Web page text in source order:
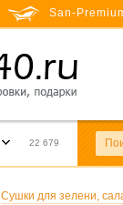
San-
22 679
Сушки для зелени,